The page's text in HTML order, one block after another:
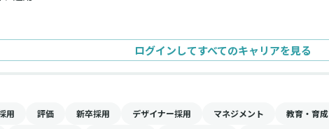
運用
全般などダイバシティプロジェクト推進
ウトAIサービス、ATSなどの活用
ニケーション設計、運営（Leader Round Tableなど）
ログインしてすべてのキャリアを見る
用 評価 新卒採用 デザイナー採用 マネジメント 教育・育成